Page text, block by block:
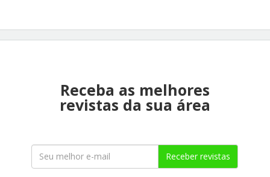
Receba as melhores
revistas da sua área
Receber revistas